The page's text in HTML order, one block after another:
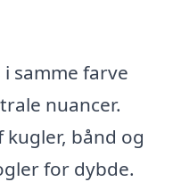
samme farve
nuancer.
bånd og
for dybde.